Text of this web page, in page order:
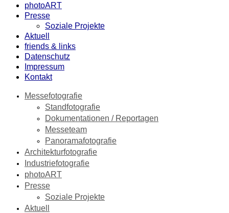
photoART
Presse
Soziale Projekte
Aktuell
friends & links
Datenschutz
Impressum
Kontakt
Messefotografie
Standfotografie
Dokumentationen / Reportagen
Messeteam
Panoramafotografie
Architekturfotografie
Industriefotografie
photoART
Presse
Soziale Projekte
Aktuell